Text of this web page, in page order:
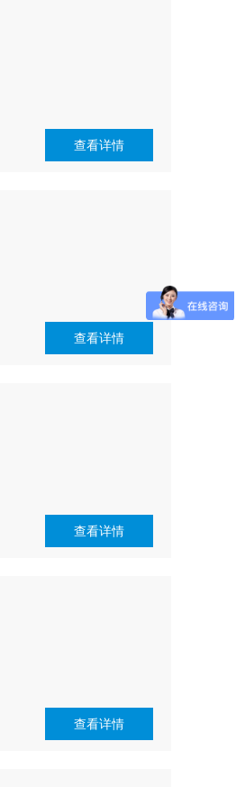
查看详情
查看详情
查看详情
查看详情